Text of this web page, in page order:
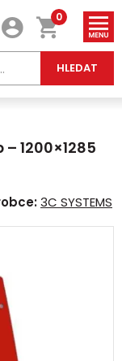
HLEDAT
0
1200×1285
3C SYSTEMS